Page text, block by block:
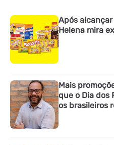
Após alcançar
Helena mira
Mais
que o Dia dos
os brasileiros